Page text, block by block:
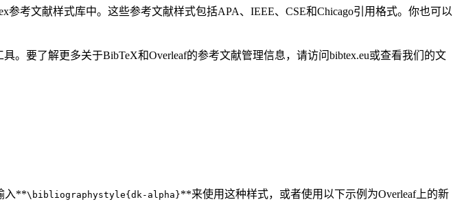
考文献样式库中。这些参考文献样式包括APA、IEEE、CSE和Chicago引用格式。你也可以
要了解更多关于BibTeX和Overleaf的参考文献管理信息，请访问bibtex.eu或查看我们的文
入**\bibliographystyle{dk-alpha}**来使用这种样式，或者使用以下示例为Overleaf上的新